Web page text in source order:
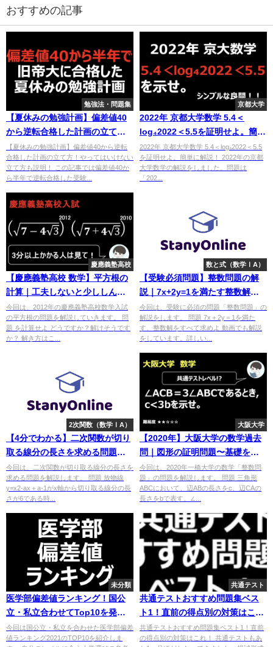
おすすめの記事
勉強法・問題集
【夏休みの勉強計画】偏差値40
から逆転合格した計画の立て
方！やってはいけない立て方も
説明！
【夏休みの勉強計画】偏差値40から逆転
合格した計画の立て方！やってはいけない
立て方も説明！ この記事では偏差値40か
ら半年で逆転合格した受験...
京都大学
2022年 京都大学数学 5.4＜
log₄2022＜5.5を証明せよ。簡単
に解説！
2022年 京都大学数学 5.4＜log₄2022＜5.5
を証明せよ。簡単に解説！ 2022年の京都
大学数学の解説をしました。問題は
「202...
慶應義塾高校
【慶應義塾高校 数学】平方根の
計算｜工夫しないと少ししんど
い
今回は、2012年の慶應義塾高校数学入試
の平方根の問題を解説していきます。 問
題 を計算せよ どうですか？解けそうです
か？ 解き方はこ...
数と式（数学ⅠA）
【受験必須問題】整数問題の解
説｜7x+2y=1を満たす整数解を
すべて求めよ
今回は、受験に必須の問題「整数問題」の
解説をします。 問題 7x＋2y＝1を満た
す、整数解をすべて求めよ 動画でも解説
をしています。詳しい...
2次関数（数学ⅠA）
【4分でわかる】二次関数が切り
取る線分の長さを求める問題を
解説
今回は、二次関数が切り取る線分の長さを
求める問題を解説します。 問題 放物線
y=x2-ax＋a-1がx軸から切り取る線分の長
さが6である時...
大阪大学
【2020年】大阪大学の数学過去
問｜図形の証明問題〜基礎をマ
スターしよう〜
今回は、2020年一橋大学の数学「整数問
題」の問題を解説します。 問題 三角形
ABCにおいて、辺ABの長さをc、辺CAの
長さをbで表す。∠...
未分類
医学部偏差値ランキング！国公
立・私立合わせてTop10を発
表！
今回は国公立・私立を合わせた医学部偏差
値ランキング2021のTOP10を紹介しま
共通テスト
共通テストおすすめ問題集ベス
ト1！直前の得点別の対策はこ
れ！
共通テストおすすめ問題集ベスト1！直前
の得点別の対策はこれ！ 共通テストもあ